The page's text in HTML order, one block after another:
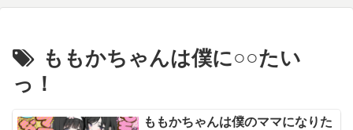
ももかちゃんは僕に○○たい
っ！
ももかちゃんは僕のママになりた